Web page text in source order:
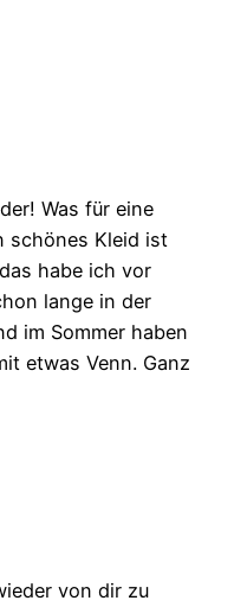
Was für eine
schönes Kleid ist
habe ich vor
lange in der
im Sommer haben
etwas Venn. Ganz
von dir zu